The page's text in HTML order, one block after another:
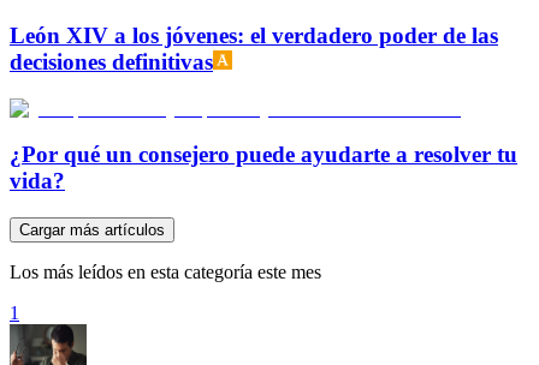
León XIV a los jóvenes: el verdadero poder de las
decisiones definitivas
¿Por qué un consejero puede ayudarte a resolver tu
vida?
Cargar más artículos
Los más leídos en esta categoría este mes
1